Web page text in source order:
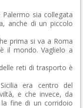
sia collegata
anche di un piccolo
prima si va a Roma
il mondo. Vaglielo a
reti di trasporto è
era centro del
e che invece, da
fine di un corridoio